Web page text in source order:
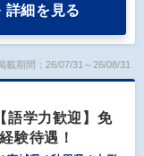
詳細を見る
載期間：26/07/31～26/08/31
語学力歓迎】免
験待遇！